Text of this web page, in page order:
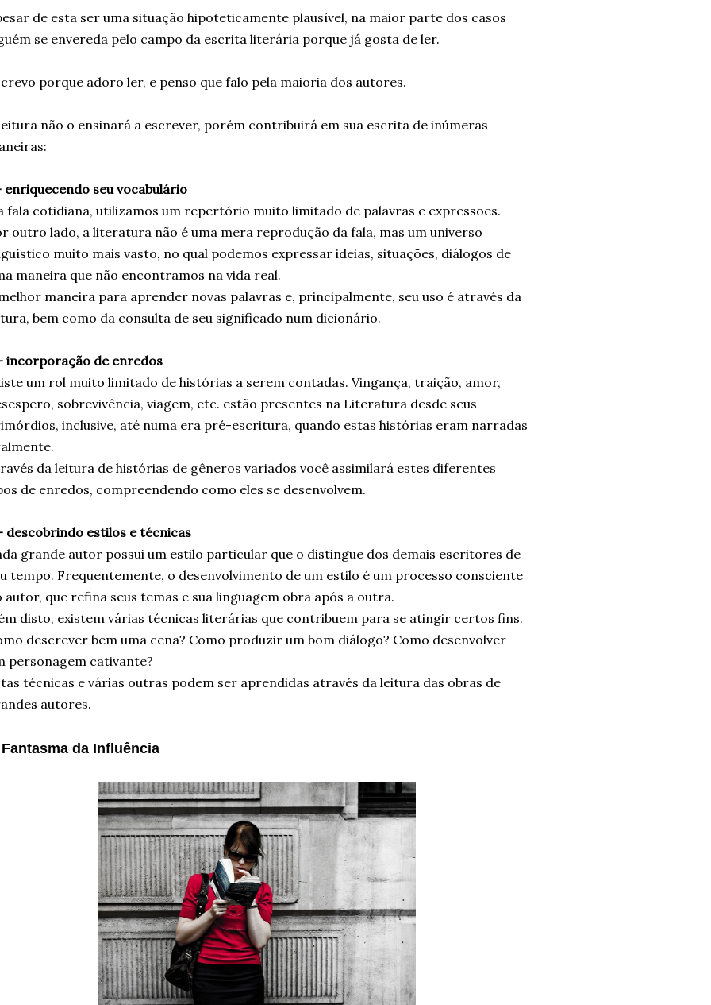
de esta ser uma situação hipoteticamente plausível, na maior parte dos casos
se envereda pelo campo da escrita literária porque já gosta de ler.
porque adoro ler, e penso que falo pela maioria dos autores.
não o ensinará a escrever, porém contribuirá em sua escrita de inúmeras
enriquecendo seu vocabulário
fala cotidiana, utilizamos um repertório muito limitado de palavras e expressões.
outro lado, a literatura não é uma mera reprodução da fala, mas um universo
muito mais vasto, no qual podemos expressar ideias, situações, diálogos de
maneira que não encontramos na vida real.
maneira para aprender novas palavras e, principalmente, seu uso é através da
bem como da consulta de seu significado num dicionário.
incorporação de enredos
um rol muito limitado de histórias a serem contadas. Vingança, traição, amor,
sobrevivência, viagem, etc. estão presentes na Literatura desde seus
inclusive, até numa era pré-escritura, quando estas histórias eram narradas
da leitura de histórias de gêneros variados você assimilará estes diferentes
de enredos, compreendendo como eles se desenvolvem.
descobrindo estilos e técnicas
grande autor possui um estilo particular que o distingue dos demais escritores de
tempo. Frequentemente, o desenvolvimento de um estilo é um processo consciente
autor, que refina seus temas e sua linguagem obra após a outra.
disto, existem várias técnicas literárias que contribuem para se atingir certos fins.
descrever bem uma cena? Como produzir um bom diálogo? Como desenvolver
personagem cativante?
técnicas e várias outras podem ser aprendidas através da leitura das obras de
autores.
da Influência